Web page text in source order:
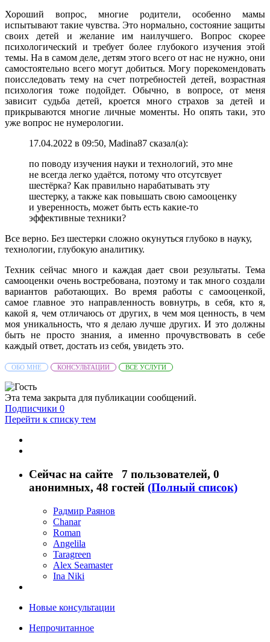
Хороший вопрос, многие родители, особенно мамы
испытывают такие чувства. Это нормально, состояние защиты
своих детей и желание им наилучшего. Вопрос скорее
психологический и требует более глубокого изучения этой
темы. На в самом деле, детям этого всего от нас не нужно, они
самостоятельно всего могут добиться. Могу порекомендовать
поисследовать тему на счет потребностей детей, возрастная
психология тоже подойдет. Обычно, в вопросе, от меня
зависит судьба детей, кроется много страхов за детей и
прикрываются многие личные моменты. Но опять таки, это
уже вопрос не нумерологии.
17.04.2022 в 09:50, Madina87 сказал(а):
по поводу изучения науки и технологий, это мне
не всегда легко удаётся, потому что отсутсвует
шестёрка? Как правильно нарабатывать эту
шестерку, а также как повышать свою самооценку
и уверенность, может быть есть какие-то
эффективные техники?
Все верно. Без шестерки сложно окунуться глубоко в науку,
технологии, глубокую аналитику.
Техник сейчас много и каждая дает свои результаты. Тема
самооценки очень востребована, поэтому и так много создали
вариантов работающих. Во время работы с самооценкой,
самое главное это направленность вовнутрь, в себя, кто я,
какой я, чем отличаюсь от других, в чем моя ценность, в чем
моя уникальность, что я делаю лучше других. И это должны
быть не просто знания, а именно прочувствовать в себе
каждый ответ, достать из себя, увидеть это.
ОБО МНЕ КОНСУЛЬТАЦИИ ВСЕ УСЛУГИ
Эта тема закрыта для публикации сообщений.
Подписчики 0
Перейти к списку тем
Сейчас на сайте 7 пользователей, 0
анонимных, 48 гостей (Полный список)
Радмир Раянов
Chanar
Roman
Angelila
Taragreen
Alex Seamaster
Ina Niki
Новые консультации
Непрочитанное